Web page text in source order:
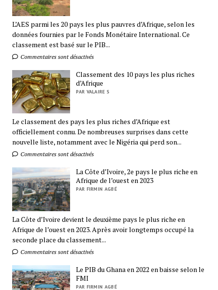
L’AES parmi les 20 pays les plus pauvres d’Afrique, selon les
données fournies par le Fonds Monétaire International. Ce
classement est basé sur le PIB...
Commentaires sont désactivés
Classement des 10 pays les plus riches
d’Afrique
PAR VALAIRE S
Le classement des pays les plus riches d’Afrique est
officiellement connu. De nombreuses surprises dans cette
nouvelle liste, notamment avec le Nigéria qui perd son...
Commentaires sont désactivés
La Côte d’Ivoire, 2e pays le plus riche en
Afrique de l’ouest en 2023
PAR FIRMIN AGBÉ
La Côte d’Ivoire devient le deuxième pays le plus riche en
Afrique de l’ouest en 2023. Après avoir longtemps occupé la
seconde place du classement...
Commentaires sont désactivés
Le PIB du Ghana en 2022 en baisse selon le
FMI
PAR FIRMIN AGBÉ